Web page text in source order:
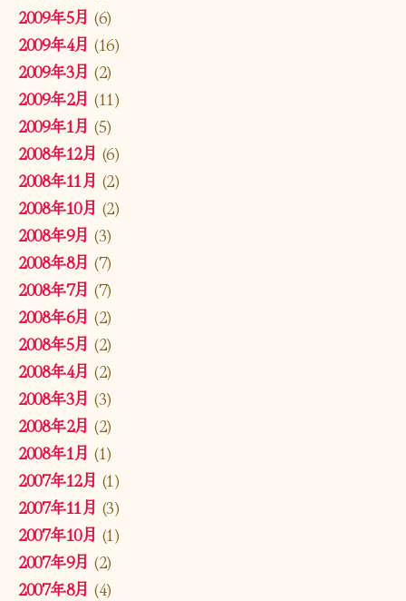
2009年5月 (6)
2009年4月 (16)
2009年3月 (2)
2009年2月 (11)
2009年1月 (5)
2008年12月 (6)
2008年11月 (2)
2008年10月 (2)
2008年9月 (3)
2008年8月 (7)
2008年7月 (7)
2008年6月 (2)
2008年5月 (2)
2008年4月 (2)
2008年3月 (3)
2008年2月 (2)
2008年1月 (1)
2007年12月 (1)
2007年11月 (3)
2007年10月 (1)
2007年9月 (2)
2007年8月 (4)